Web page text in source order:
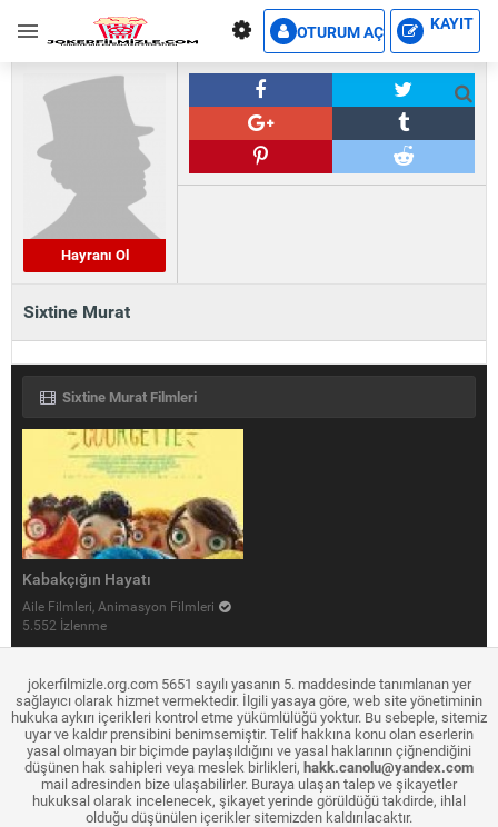
OTURUM AÇ KAYIT
Hayranı Ol
Sixtine Murat
Sixtine Murat Filmleri
Kabakçığın Hayatı
Aile Filmleri, Animasyon Filmleri
5.552 İzlenme
jokerfilmizle.org.com 5651 sayılı yasanın 5. maddesinde tanımlanan yer
sağlayıcı olarak hizmet vermektedir. İlgili yasaya göre, web site yönetiminin
hukuka aykırı içerikleri kontrol etme yükümlülüğü yoktur. Bu sebeple, sitemiz
uyar ve kaldır prensibini benimsemiştir. Telif hakkına konu olan eserlerin
yasal olmayan bir biçimde paylaşıldığını ve yasal haklarının çiğnendiğini
düşünen hak sahipleri veya meslek birlikleri, hakk.canolu@yandex.com
mail adresinden bize ulaşabilirler. Buraya ulaşan talep ve şikayetler
hukuksal olarak incelenecek, şikayet yerinde görüldüğü takdirde, ihlal
olduğu düşünülen içerikler sitemizden kaldırılacaktır.